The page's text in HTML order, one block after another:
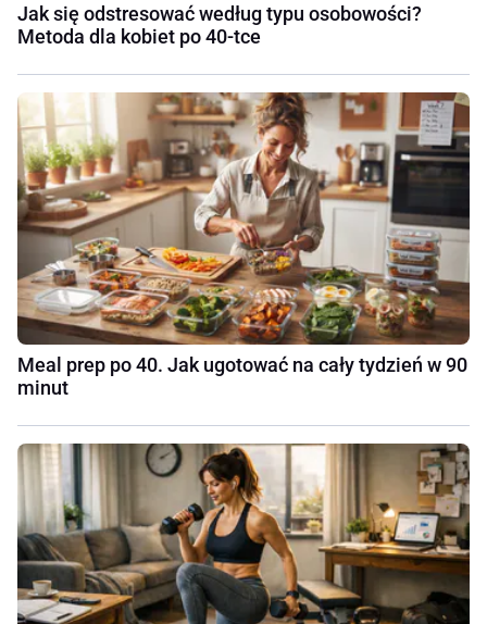
Jak się odstresować według typu osobowości?
Metoda dla kobiet po 40-tce
Meal prep po 40. Jak ugotować na cały tydzień w 90
minut